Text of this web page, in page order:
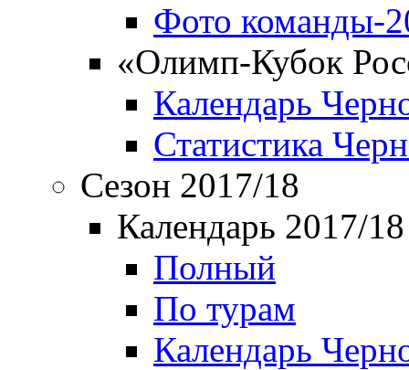
Фото команды-
«Олимп-Кубок
Календарь
Статистика
Сезон 2017/18
Календарь 2017/18
Полный
По турам
Календарь